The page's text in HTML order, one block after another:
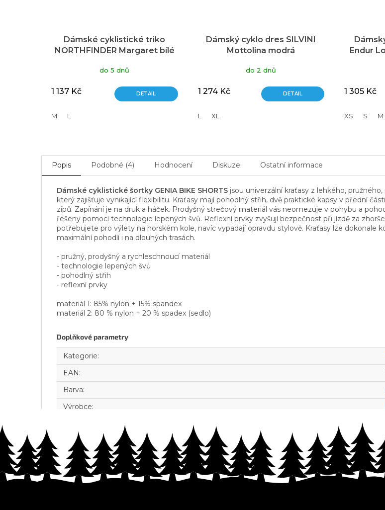
Dámské cyklistické triko
NORTHFINDER Margaret bílé
do 5 dnů
1 137 Kč DETAIL
M L
Dámský cyklo dres SILVINI
Mottolina modrá
do 2 dnů
1 274 Kč DETAIL
L XL
Endur
1 305 Kč
XS S M
Popis Podobné (4) Hodnocení Diskuze Ostatní informace
Dámské cyklistické šortky GENIA BIKE SHORTS jsou univerzální kraťasy z lehkého,
který zajišťuje vynikající flexibilitu. Kraťasy mají pohodlný střih, dvě praktické kapsy v přední
zipů. Zapínání je na druk a háček. Prodyšný strečový materiál vás neomezuje v pohybu a
řešeny pomocí technologie lepených švů. Reflexní prvky zvyšují bezpečnost při jízdě za
potřebujete pro výlety na horském kole, navíc vypadají opravdu stylově. Kraťasy lze dokonale
maximální pohodlí i na dlouhých trasách.
- pružný, prodyšný a rychleschnoucí materiál
- technologie lepených švů
- pohodlný střih
- reflexní prvky
materiál 1: 85% nylon + 15% spandex
materiál 2: 80 % nylon + 20 % spadex (sedlo)
Doplňkové parametry
Kategorie:
EAN:
Barva:
Výrobce:
Z